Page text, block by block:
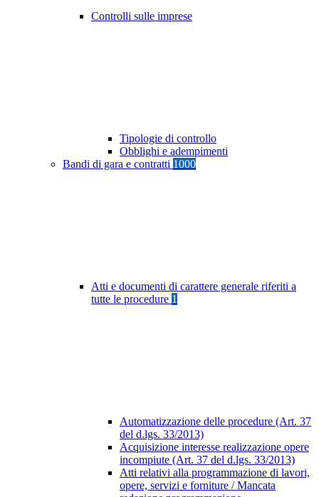
Controlli sulle imprese
Tipologie di controllo
Obblighi e adempimenti
Bandi di gara e contratti 1000
Atti e documenti di carattere generale riferiti a
tutte le procedure 1
Automatizzazione delle procedure (Art. 37
del d.lgs. 33/2013)
Acquisizione interesse realizzazione opere
incompiute (Art. 37 del d.lgs. 33/2013)
Atti relativi alla programmazione di lavori,
opere, servizi e forniture / Mancata